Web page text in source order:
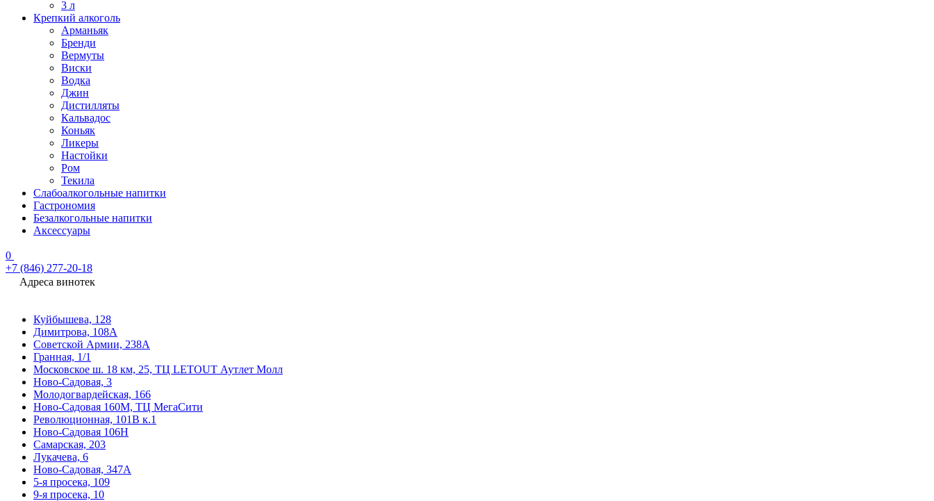
3 л
Крепкий алкоголь
Арманьяк
Бренди
Вермуты
Виски
Водка
Джин
Дистилляты
Кальвадос
Коньяк
Ликеры
Настойки
Ром
Текила
Слабоалкогольные напитки
Гастрономия
Безалкогольные напитки
Аксессуары
0
+7 (846) 277-20-18
Адреса винотек
Куйбышева, 128
Димитрова, 108А
Советской Армии, 238А
Гранная, 1/1
Московское ш. 18 км, 25, ТЦ LETOUT Аутлет Молл
Ново-Садовая, 3
Молодогвардейская, 166
Ново-Садовая 160М, ТЦ МегаСити
Революционная, 101В к.1
Ново-Садовая 106Н
Самарская, 203
Лукачева, 6
Ново-Садовая, 347А
5-я просека, 109
9-я просека, 10